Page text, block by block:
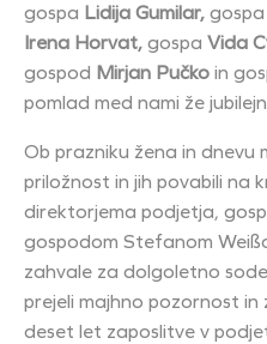
gospa Lidija Gumilar, gospa
Irena Horvat, gospa Vida
gospod Mirjan Pučko in
pomlad med nami že
Ob prazniku žena in dnevu
priložnost in jih povabili na
direktorjema podjetja,
gospodom Stefanom
zahvale za dolgoletno
prejeli majhno pozornost in
deset let zaposlitve v